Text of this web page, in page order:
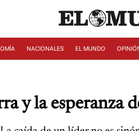
NACIONALES EL MUNDO
y la esperanza